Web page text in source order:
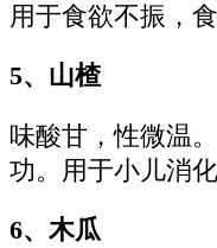
用于食欲不振，
5、山楂
味酸甘，性微温
功。用于小儿消
6、木瓜